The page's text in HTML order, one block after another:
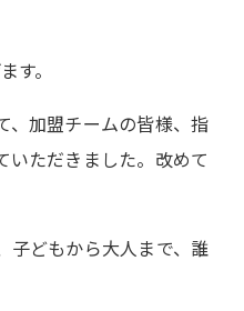
す。
、加盟チームの皆様、指
いただきました。改めて
子どもから大人まで、誰